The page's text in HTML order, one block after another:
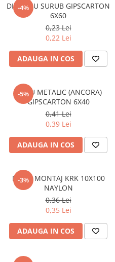
-4%
DIBLU CU SURUB GIPSCARTON
6X60
0,23 Lei
0,22 Lei
ADAUGA IN COS
-5%
DIBLU METALIC (ANCORA)
GIPSCARTON 6X40
0,41 Lei
0,39 Lei
ADAUGA IN COS
-3%
DIBLU MONTAJ KRK 10X100
NAYLON
0,36 Lei
0,35 Lei
ADAUGA IN COS